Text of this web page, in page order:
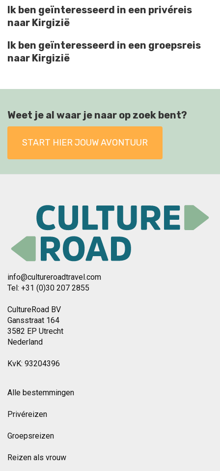
Ik ben geïnteresseerd in een privéreis
naar Kirgizië
Ik ben geïnteresseerd in een groepsreis
naar Kirgizië
Weet je al waar je naar op zoek bent?
START HIER JOUW AVONTUUR
info@cultureroadtravel.com
Tel: +31 (0)30 207 2855
CultureRoad BV
Gansstraat 164
3582 EP Utrecht
Nederland
KvK: 93204396
Alle bestemmingen
Privéreizen
Groepsreizen
Reizen als vrouw